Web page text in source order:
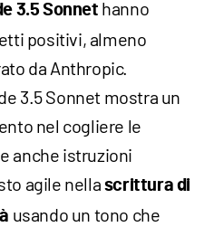
3.5 Sonnet hanno
positivi, almeno
da Anthropic.
3.5 Sonnet mostra un
nel cogliere le
anche istruzioni
agile nella scrittura di
usando un tono che